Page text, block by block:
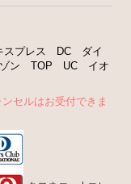
スプレス DC ダイ
ゾン TOP UC イオ
セルはお受付できま